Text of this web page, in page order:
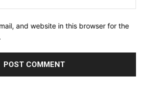
and website in this browser for the